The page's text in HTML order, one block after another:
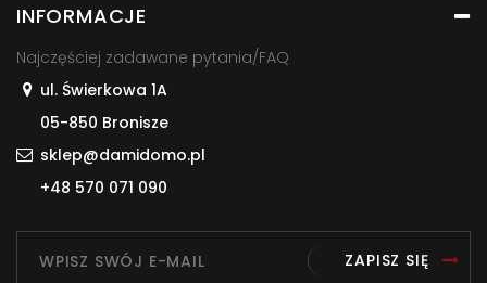
INFORMACJE
Najczęściej zadawane pytania/FAQ
ul. Świerkowa 1A
05-850 Bronisze
sklep@damidomo.pl
+48 570 071 090
ZAPISZ SIĘ